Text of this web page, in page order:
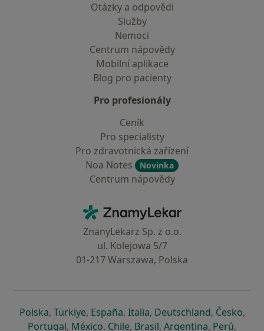
Otázky a odpovědi
Služby
Nemoci
Centrum nápovědy
Mobilní aplikace
Blog pro pacienty
Pro profesionály
Ceník
Pro specialisty
Pro zdravotnická zařízení
Noa Notes
Novinka
Centrum nápovědy
ZnamyLekar - Hlavní stránka
ZnanyLekarz Sp. z o.o.
ul. Kolejowa 5/7
01-217 Warszawa, Polska
Polskase otevře v nové záložce
, Türkiyese otevře v nové záložce
, Españase otevře v nové záložce
, Italiase otevře v nové záložce
, Deutschlandse otevře v
, Českose
,
Portugalse otevře v nové záložce
, Méxicose otevře v nové záložce
, Chilese otevře v nové záložce
, Brasilse otevře v nové
, Argentinase otevře v
, Perúse
,